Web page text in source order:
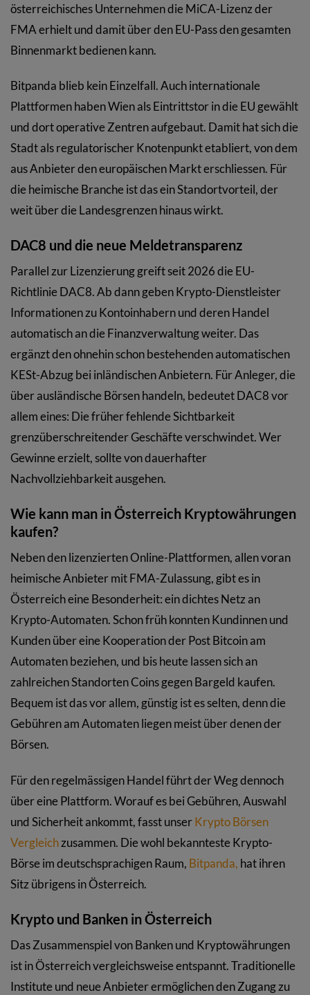
österreichisches Unternehmen die MiCA-Lizenz der
FMA erhielt und damit über den EU-Pass den gesamten
Binnenmarkt bedienen kann.
Bitpanda blieb kein Einzelfall. Auch internationale
Plattformen haben Wien als Eintrittstor in die EU gewählt
und dort operative Zentren aufgebaut. Damit hat sich die
Stadt als regulatorischer Knotenpunkt etabliert, von dem
aus Anbieter den europäischen Markt erschliessen. Für
die heimische Branche ist das ein Standortvorteil, der
weit über die Landesgrenzen hinaus wirkt.
DAC8 und die neue Meldetransparenz
Parallel zur Lizenzierung greift seit 2026 die EU-
Richtlinie DAC8. Ab dann geben Krypto-Dienstleister
Informationen zu Kontoinhabern und deren Handel
automatisch an die Finanzverwaltung weiter. Das
ergänzt den ohnehin schon bestehenden automatischen
KESt-Abzug bei inländischen Anbietern. Für Anleger, die
über ausländische Börsen handeln, bedeutet DAC8 vor
allem eines: Die früher fehlende Sichtbarkeit
grenzüberschreitender Geschäfte verschwindet. Wer
Gewinne erzielt, sollte von dauerhafter
Nachvollziehbarkeit ausgehen.
Wie kann man in Österreich Kryptowährungen
kaufen?
Neben den lizenzierten Online-Plattformen, allen voran
heimische Anbieter mit FMA-Zulassung, gibt es in
Österreich eine Besonderheit: ein dichtes Netz an
Krypto-Automaten. Schon früh konnten Kundinnen und
Kunden über eine Kooperation der Post Bitcoin am
Automaten beziehen, und bis heute lassen sich an
zahlreichen Standorten Coins gegen Bargeld kaufen.
Bequem ist das vor allem, günstig ist es selten, denn die
Gebühren am Automaten liegen meist über denen der
Börsen.
Für den regelmässigen Handel führt der Weg dennoch
über eine Plattform. Worauf es bei Gebühren, Auswahl
und Sicherheit ankommt, fasst unserKrypto Börsen
Vergleichzusammen. Die wohl bekannteste Krypto-
Börse im deutschsprachigen Raum, Bitpanda, hat ihren
Sitz übrigens in Österreich.
Krypto und Banken in Österreich
Das Zusammenspiel von Banken und Kryptowährungen
ist in Österreich vergleichsweise entspannt. Traditionelle
Institute und neue Anbieter ermöglichen den Zugang zu